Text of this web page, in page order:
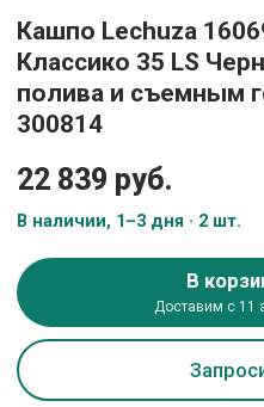
Кашпо Lechuza
Классико 35 LS
полива и съемным
300814
22 839 руб.
В наличии, 1–3 дня · 2 шт.
В
Доставим с 11